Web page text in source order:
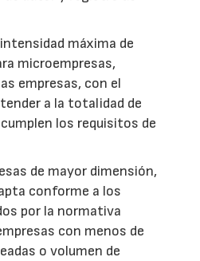
máxima de
microempresas,
empresas, con el
a la totalidad de
los requisitos de
de mayor dimensión,
conforme a los
por la normativa
con menos de
o volumen de